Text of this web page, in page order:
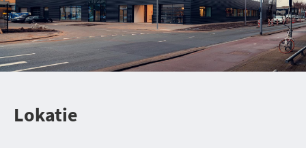
Lokatie